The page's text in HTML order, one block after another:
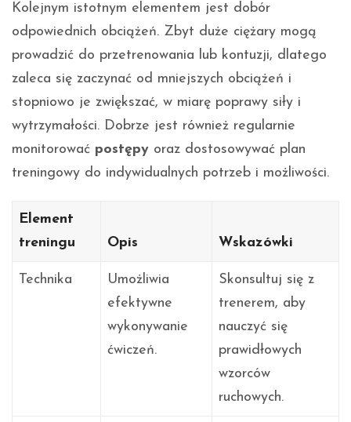
Kolejnym istotnym elementem jest dobór
odpowiednich obciążeń. Zbyt duże ciężary mogą
prowadzić do przetrenowania lub kontuzji, dlatego
zaleca się zaczynać od mniejszych obciążeń i
stopniowo je zwiększać, w miarę poprawy siły i
wytrzymałości. Dobrze jest również regularnie
monitorować postępy oraz dostosowywać plan
treningowy do indywidualnych potrzeb i możliwości.
Element
treningu
Opis Wskazówki
Technika
Umożliwia
efektywne
wykonywanie
ćwiczeń.
Skonsultuj się z
trenerem, aby
nauczyć się
prawidłowych
wzorców
ruchowych.